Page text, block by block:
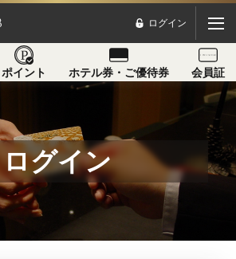
ログイン
ポイント ホテル券・ご優待券 会員証
ログイン